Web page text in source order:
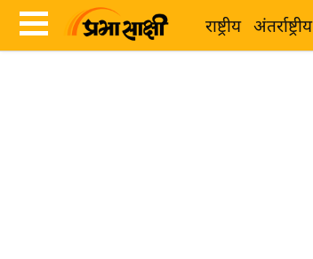
राष्ट्रीय अंतर्राष्ट्रीय